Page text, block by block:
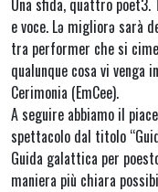
e voce. Lə migliorə sarà
tra performer che si
qualunque cosa vi venga
Cerimonia (EmCee).
A seguire abbiamo il
spettacolo dal titolo
Guida galattica per
maniera più chiara